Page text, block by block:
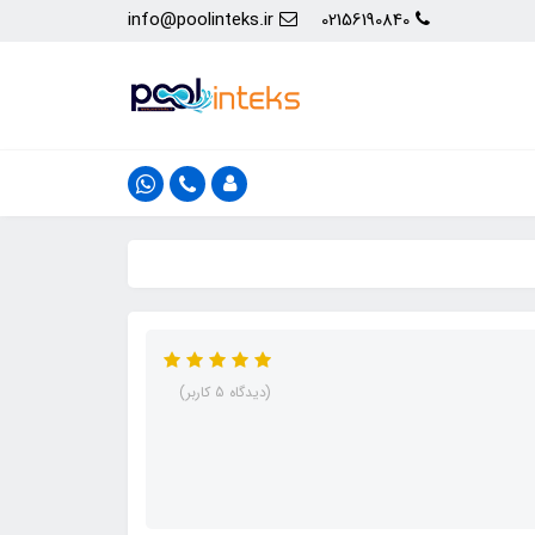
02156190840
info@poolinteks.ir
(دیدگاه 5 کاربر)